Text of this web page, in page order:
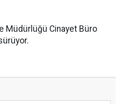
Müdürlüğü Cinayet Büro